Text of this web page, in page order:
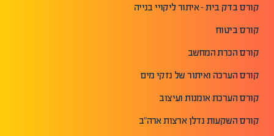
קורס בדק בית - איתור ליקויי בנייה
קורס ביטוח
קורס הכרת המחשב
קורס הערכה ואיתור של נזקי מים
קורס הערכת אומנות ועיצוב
קורס השקעות נדלן ארצות ארה"ב